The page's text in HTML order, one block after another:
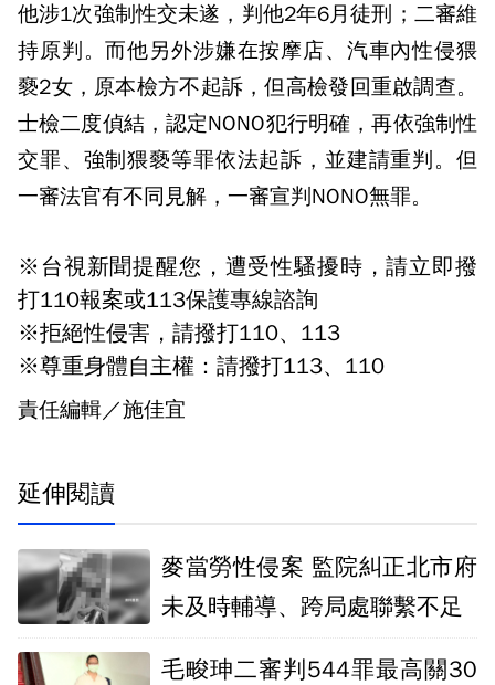
他涉1次強制性交未遂，判他2年6月徒刑；二審維
持原判。而他另外涉嫌在按摩店、汽車內性侵猥
褻2女，原本檢方不起訴，但高檢發回重啟調查。
士檢二度偵結，認定NONO犯行明確，再依強制性
交罪、強制猥褻等罪依法起訴，並建請重判。但
一審法官有不同見解，一審宣判NONO無罪。
※台視新聞提醒您，遭受性騷擾時，請立即撥
打110報案或113保護專線諮詢
※拒絕性侵害，請撥打110、113
※尊重身體自主權：請撥打113、110
責任編輯／施佳宜
延伸閱讀
麥當勞性侵案 監院糾正北市府
未及時輔導、跨局處聯繫不足
毛畯珅二審判544罪最高關30